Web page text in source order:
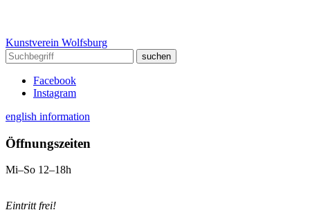
Kunstverein Wolfsburg
Facebook
Instagram
english information
Öffnungszeiten
Mi–So 12–18h
Eintritt frei!